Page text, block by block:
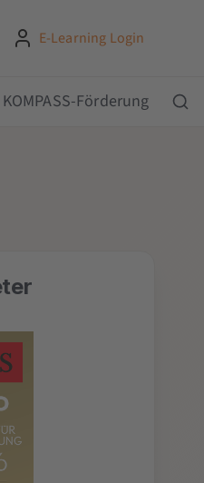
E-Learning Login
KOMPASS-Förderung